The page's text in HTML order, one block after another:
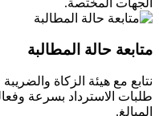
الجهات المختصة.
متابعة حالة المطالبة
طلبات الاسترداد بسرعة
المبالغ.